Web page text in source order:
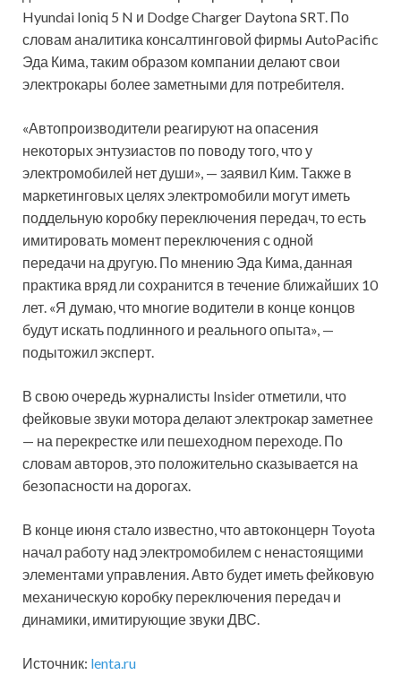
Hyundai Ioniq 5 N и Dodge Charger Daytona SRT. По
словам аналитика консалтинговой фирмы AutoPacific
Эда Кима, таким образом компании делают свои
электрокары более заметными для потребителя.
«Автопроизводители реагируют на опасения
некоторых энтузиастов по поводу того, что у
электромобилей нет души», — заявил Ким. Также в
маркетинговых целях электромобили могут иметь
поддельную коробку переключения передач, то есть
имитировать момент переключения с одной
передачи на другую. По мнению Эда Кима, данная
практика вряд ли сохранится в течение ближайших 10
лет. «Я думаю, что многие водители в конце концов
будут искать подлинного и реального опыта», —
подытожил эксперт.
В свою очередь журналисты Insider отметили, что
фейковые звуки мотора делают электрокар заметнее
— на перекрестке или пешеходном переходе. По
словам авторов, это положительно сказывается на
безопасности на дорогах.
В конце июня стало известно, что автоконцерн Toyota
начал работу над электромобилем с ненастоящими
элементами управления. Авто будет иметь фейковую
механическую коробку переключения передач и
динамики, имитирующие звуки ДВС.
Источник: lenta.ru